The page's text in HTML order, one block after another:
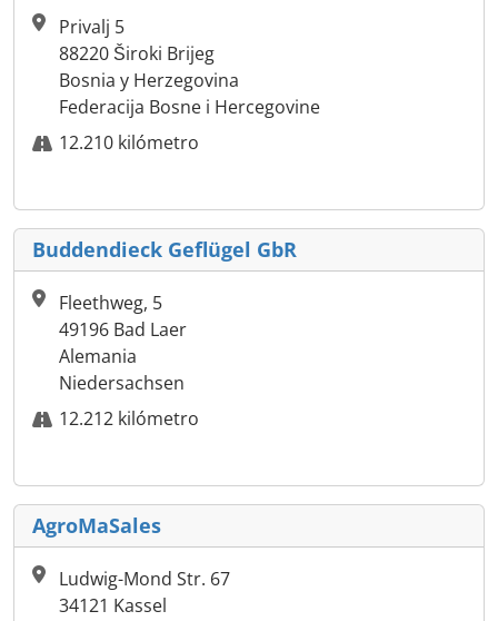
Privalj 5
88220 Široki Brijeg
Bosnia y Herzegovina
Federacija Bosne i Hercegovine
12.210 kilómetro
Buddendieck Geflügel GbR
Fleethweg, 5
49196 Bad Laer
Alemania
Niedersachsen
12.212 kilómetro
AgroMaSales
Ludwig-Mond Str. 67
34121 Kassel